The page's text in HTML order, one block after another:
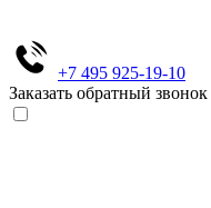
+7 495 925-19-10
Заказать обратный звонок